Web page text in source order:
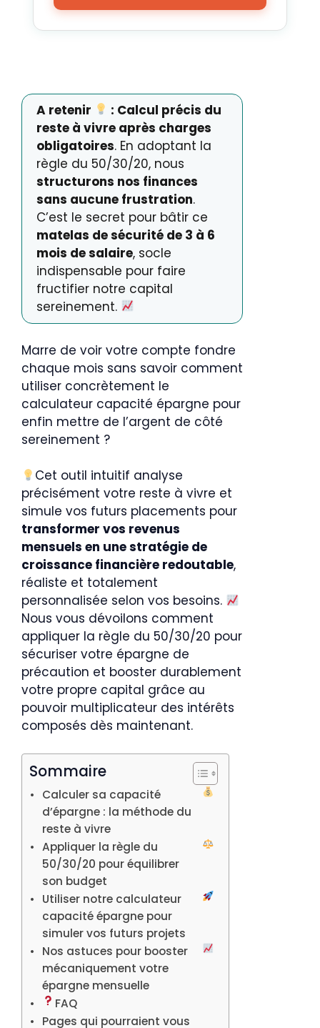
A retenir
: Calcul précis du
reste à vivre après charges
obligatoires. En adoptant la
règle du 50/30/20, nous
structurons nos finances
sans aucune frustration.
C’est le secret pour bâtir ce
matelas de sécurité de 3 à 6
mois de salaire, socle
indispensable pour faire
fructifier notre capital
sereinement.
Marre de voir votre compte fondre
chaque mois sans savoir comment
utiliser concrètement le
calculateur capacité épargne pour
enfin mettre de l’argent de côté
sereinement ?
Cet outil intuitif analyse
précisément votre reste à vivre et
simule vos futurs placements pour
transformer vos revenus
mensuels en une stratégie de
croissance financière redoutable,
réaliste et totalement
personnalisée selon vos besoins.
Nous vous dévoilons comment
appliquer la règle du 50/30/20 pour
sécuriser votre épargne de
précaution et booster durablement
votre propre capital grâce au
pouvoir multiplicateur des intérêts
composés dès maintenant.
Sommaire
Calculer sa capacité
d’épargne : la méthode du
reste à vivre
Appliquer la règle du
50/30/20 pour équilibrer
son budget
Utiliser notre calculateur
capacité épargne pour
simuler vos futurs projets
Nos astuces pour booster
mécaniquement votre
épargne mensuelle
FAQ
Pages qui pourraient vous